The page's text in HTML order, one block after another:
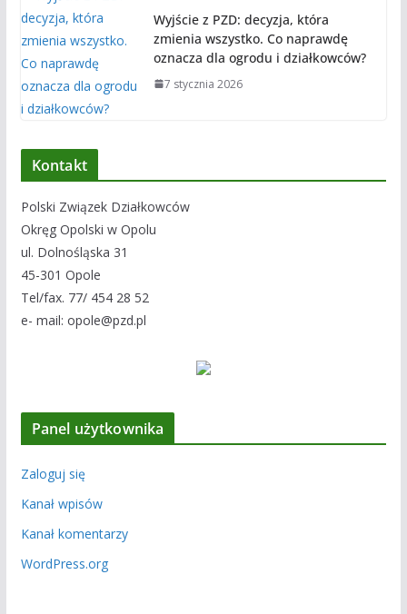
Wyjście z PZD: decyzja, która
zmienia wszystko. Co naprawdę
oznacza dla ogrodu i działkowców?
7 stycznia 2026
Kontakt
Polski Związek Działkowców
Okręg Opolski w Opolu
ul. Dolnośląska 31
45-301 Opole
Tel/fax. 77/ 454 28 52
e- mail: opole@pzd.pl
Panel użytkownika
Zaloguj się
Kanał wpisów
Kanał komentarzy
WordPress.org